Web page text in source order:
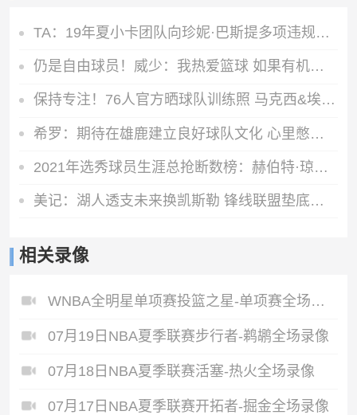
TA：19年夏小卡团队向珍妮·巴斯提多项违规激励要求 但都被拒绝
仍是自由球员！威少：我热爱篮球 如果有机会继续打球我会抓住它
保持专注！76人官方晒球队训练照 马克西&埃奇库姆在列
希罗：期待在雄鹿建立良好球队文化 心里憋着劲去证明自己
2021年选秀球员生涯总抢断数榜：赫伯特·琼斯第一 申京第四
美记：湖人透支未来换凯斯勒 锋线联盟垫底无力补强
相关录像
WNBA全明星单项赛投篮之星-单项赛全场录像
07月19日NBA夏季联赛步行者-鹈鹕全场录像
07月18日NBA夏季联赛活塞-热火全场录像
07月17日NBA夏季联赛开拓者-掘金全场录像